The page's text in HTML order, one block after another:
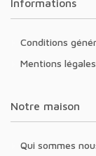
Informations
Conditions
Mentions légales
Notre maison
Qui sommes